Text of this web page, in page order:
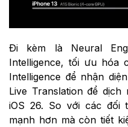
Đi kèm là Neural
Intelligence, tối ưu hóa
Intelligence để nhận
Live Translation để
iOS 26. So với các đối
mạnh hơn mà còn tiết